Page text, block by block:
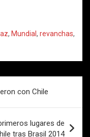
, Mundial , revanchas,
con Chile
lugares de
tras Brasil 2014